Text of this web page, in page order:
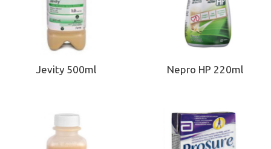
Jevity 500ml Nepro HP 220ml